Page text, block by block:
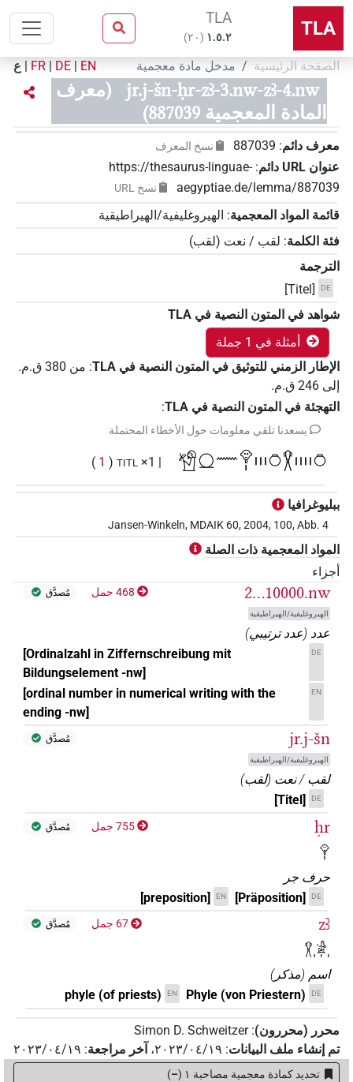
TLA
TLA
۱.٥.٢ (٢٠)
الصفحة الرئيسية مدخل مادة معجمية EN
|
DE
|
FR
| ع
jr.j-šn-ḥr-zꜣ-3.nw-zꜣ-4.nw
(معرف
المادة المعجمية 887039)
معرف دائم:
887039 نسخ المعرف
عنوان‏ ‏URL‏ دائم :
https://thesaurus-linguae-
aegyptiae.de/lemma/887039
نسخ‏ ‏URL
قائمة المواد المعجمية: الهيروغليفية/الهيراطيقية
فئة الكلمة: لقب / نعت (لقب)
الترجمة
DE
[Titel]
شواهد في المتون النصية في ‏TLA
أمثلة في 1 جملة
الإطار الزمني للتوثيق في المتون النصية في ‏TLA
: من 380 ق.م.
إلى 246 ق.م.
التهجئة في المتون النصية في TLA
:
يسعدنا تلقي معلومات حول الأخطاء المحتملة
𓀸𓍶𓈖𓁷𓏤𓏤𓏤𓏤𓏌𓎃𓏤𓏤𓏤𓏤𓏌
TITL
(
1
)
ببليوغرافيا
Jansen-Winkeln, MDAIK 60, 2004, 100, Abb. 4
المواد المعجمية ذات الصلة
أجزاء
2...10000.nw
الهيروغليفية/الهيراطيقية
468 جمل مُصدَّق
عدد (عدد ترتيبي)
DE
[Ordinalzahl in Ziffernschreibung mit
Bildungselement -nw]
EN
[ordinal number in numerical writing with the
ending -nw]
jr.j-šn
الهيروغليفية/الهيراطيقية
مُصدَّق
لقب / نعت (لقب)
DE
[Titel]
ḥr
𓁷𓏤
755 جمل مُصدَّق
حرف جر
DE
[Präposition]
EN
[preposition]
zꜣ
𓎃𓀀𓏥
67 جمل مُصدَّق
اسم (مذكر)
DE
Phyle (von Priestern)
EN
phyle (of priests)
محرر (محررون):
Simon D. Schweitzer
تم إنشاء ملف البيانات: ٢٠٢٣/٠٤/١٩، آخر مراجعة: ٢٠٢٣/٠٤/١٩
تحديد كمادة معجمية مصاحبة ١ –
)